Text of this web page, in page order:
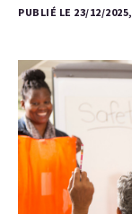
PUBLIÉ LE 23/12/